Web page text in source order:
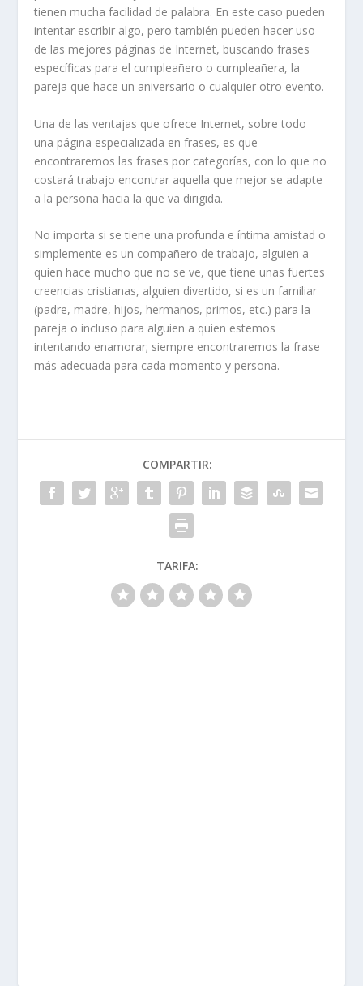
tienen mucha facilidad de palabra. En este caso pueden
intentar escribir algo, pero también pueden hacer uso
de las mejores páginas de Internet, buscando frases
específicas para el cumpleañero o cumpleañera, la
pareja que hace un aniversario o cualquier otro evento.
Una de las ventajas que ofrece Internet, sobre todo
una página especializada en frases, es que
encontraremos las frases por categorías, con lo que no
costará trabajo encontrar aquella que mejor se adapte
a la persona hacia la que va dirigida.
No importa si se tiene una profunda e íntima amistad o
simplemente es un compañero de trabajo, alguien a
quien hace mucho que no se ve, que tiene unas fuertes
creencias cristianas, alguien divertido, si es un familiar
(padre, madre, hijos, hermanos, primos, etc.) para la
pareja o incluso para alguien a quien estemos
intentando enamorar; siempre encontraremos la frase
más adecuada para cada momento y persona.
COMPARTIR:
TARIFA: